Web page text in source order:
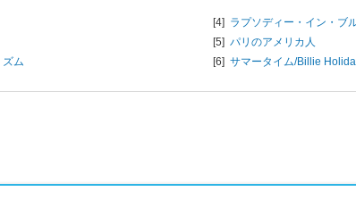
ズム
[4] ラプソディー・イン・ブ
[5] パリのアメリカ人
[6] サマータイム/Billie